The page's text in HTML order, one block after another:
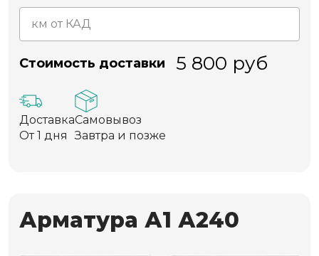
Стоимость доставки 5 800 руб
Доставка
От 1 дня
Самовывоз
Завтра и позже
Арматура А1 А240